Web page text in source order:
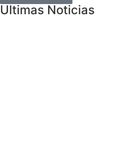
Ultimas Noticias